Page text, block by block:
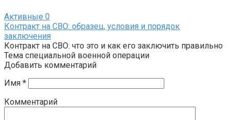
Активные 0
Контракт на СВО: образец, условия и порядок
заключения
Контракт на СВО: что это и как его заключить правильно
Тема специальной военной операции
Добавить комментарий
Имя *
Комментарий